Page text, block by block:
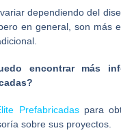
dependiendo del
en general, son más
encontrar más
Prefabricadaspara
sobre sus proyectos.